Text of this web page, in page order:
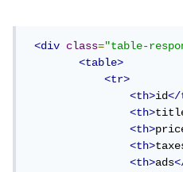
<div class="table-
<table>
<tr>
<th>id
<th>
<th>
<th>
<th>ads